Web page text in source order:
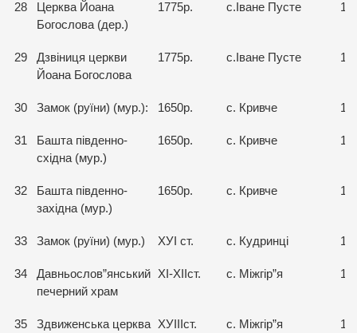
28
Церква Йоана
Богослова (дер.)
1775р. с.Іване Пусте
29
Дзвіниця церкви
Йоана Богослова
1775р. с.Іване Пусте
30 Замок (руїни) (мур.): 1650р. с. Кривче
31
Башта південно-
східна (мур.)
1650р. с. Кривче
32
Башта південно-
західна (мур.)
1650р. с. Кривче
33 Замок (руїни) (мур.) ХУІ ст. с. Кудринці
34
Давньослов”янський
печерний храм
ХІ-ХІІст. с. Міжгір”я
35
Здвиженська церква
ХУІІІст. с. Міжгір”я